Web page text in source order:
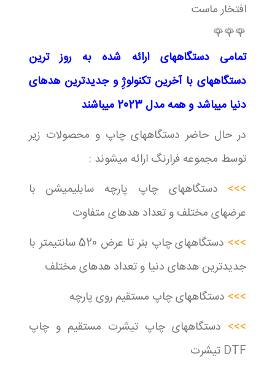
افتخار ماست‌
🌹🌹🌹‌
‌تمامی دستگاههای ارائه شده به روز ترین
دستگاههای با آخرین تکنولوژِ و جدیدترین هدهای
دنیا میباشد و همه مدل 2023 میباشند
در حال حاضر دستگاههای چاپ و محصولات زیر
توسط مجموعه فرارنگ ارائه میشوند :
>>> دستگاههای چاپ پارچه سابلیمیشن با
عرضهای مختلف و تعداد هدهای متفاوت
>>>
دستگاههای چاپ بنر تا عرض 520 سانتیمتر با
جدیدترین هدهای دنیا و تعداد هدهای مختلف
>>> دستگاههای چاپ مستقیم روی پارچه
>>> دستگاههای چاپ تیشرت مستقیم و چاپ
DTF تیشرت